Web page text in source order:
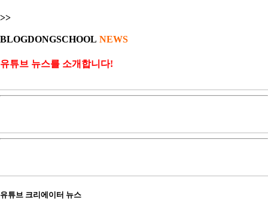
>>
BLOGDONGSCHOOL NEWS
유튜브 뉴스를 소개합니다!
유튜브 크리에이터 뉴스